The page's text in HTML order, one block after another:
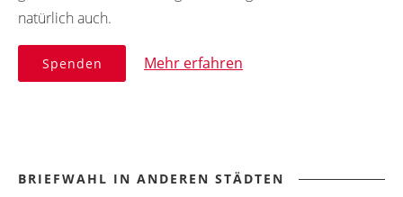
natürlich auch.
Spenden Mehr erfahren
BRIEFWAHL IN ANDEREN STÄDTEN